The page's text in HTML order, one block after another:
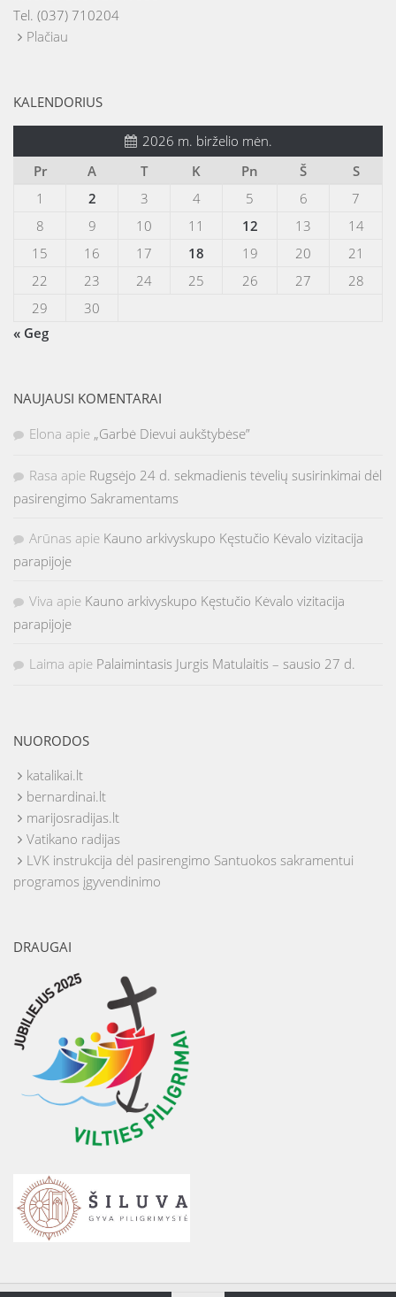
Tel. (037) 710204
Plačiau
KALENDORIUS
2026 m. birželio mėn.
Pr
A T K Pn Š
S
1
2 3 4 5 6
7
8
9 10 11 12 13
14
15
16 17 18 19 20
21
22
23 24 25 26 27
28
29
30
« Geg
NAUJAUSI KOMENTARAI
Elona apie „Garbė Dievui aukštybėse”
Rasa apie Rugsėjo 24 d. sekmadienis tėvelių susirinkimai dėl
pasirengimo Sakramentams
Arūnas apie Kauno arkivyskupo Kęstučio Kėvalo vizitacija
parapijoje
Viva apie Kauno arkivyskupo Kęstučio Kėvalo vizitacija
parapijoje
Laima apie Palaimintasis Jurgis Matulaitis – sausio 27 d.
NUORODOS
katalikai.lt
bernardinai.lt
marijosradijas.lt
Vatikano radijas
LVK instrukcija dėl pasirengimo Santuokos sakramentui
programos įgyvendinimo
DRAUGAI